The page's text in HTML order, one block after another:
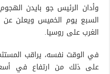
وأدان الرئيس جو بايدن
السبع يوم الخميس ويعلن عن
الغرب على روسيا.
في الوقت نفسه، يراقب
على ذلك من ارتفاع في